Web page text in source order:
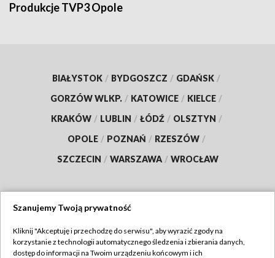
Produkcje TVP3 Opole
BIAŁYSTOK / BYDGOSZCZ / GDAŃSK /
GORZÓW WLKP. / KATOWICE / KIELCE /
KRAKÓW / LUBLIN / ŁÓDŹ / OLSZTYN /
OPOLE / POZNAŃ / RZESZÓW /
SZCZECIN / WARSZAWA / WROCŁAW
TVP
Szanujemy Twoją prywatność
Kliknij "Akceptuję i przechodzę do serwisu", aby wyrazić zgody na
korzystanie z technologii automatycznego śledzenia i zbierania danych,
dostęp do informacji na Twoim urządzeniu końcowym i ich